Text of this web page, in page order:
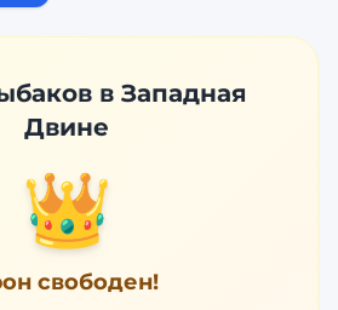
в Западная
Двине
👑
свободен!